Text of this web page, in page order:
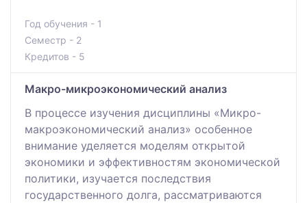
Год обучения - 1
Семестр - 2
Кредитов - 5
Макро-микроэкономический анализ
В процессе изучения дисциплины «Микро-
макроэкономический анализ» особенное
внимание уделяется моделям открытой
экономики и эффективностям экономической
политики, изучается последствия
государственного долга, рассматриваются